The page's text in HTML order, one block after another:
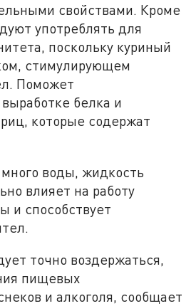
свойствами. Кроме
употреблять для
поскольку куриный
стимулирующем
Поможет
белка и
которые содержат
воды, жидкость
влияет на работу
и способствует
точно воздержаться,
пищевых
и алкоголя, сообщает